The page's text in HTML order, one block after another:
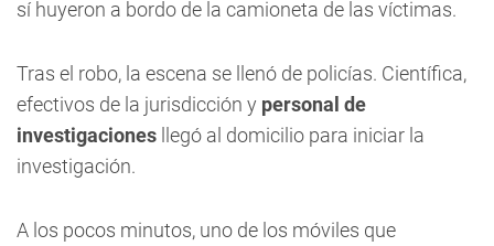
sí huyeron a bordo de la camioneta de las víctimas.
Tras el robo, la escena se llenó de policías. Científica,
efectivos de la jurisdicción y personal de
investigaciones llegó al domicilio para iniciar la
investigación.
A los pocos minutos, uno de los móviles que